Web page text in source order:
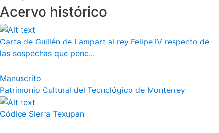
Acervo histórico
Carta de Guillén de Lampart al rey Felipe IV respecto de
las sospechas que pend...
Manuscrito
Patrimonio Cultural del Tecnológico de Monterrey
Códice Sierra Texupan